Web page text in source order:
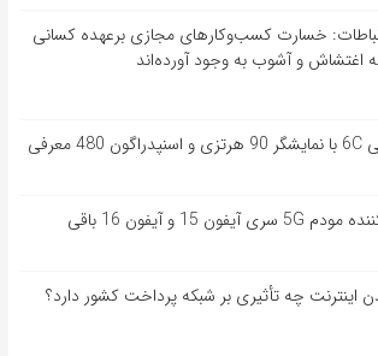
خسارت کسب‌وکارهای مجازی برعهده کسانی
اغتشاش و آشوب به وجود آورده‌اند
گوشی اقتصادی آنر پلی 6C با نمایشگر 90 هرتزی و اسنپدراگون 480 معرفی
کوالکام احتمالا تامین‌کننده مودم 5G سری آیفون 15 و آیفون 16 باقی
اینترنت چه تأثیری بر شبکه پرداخت کشور دارد؟